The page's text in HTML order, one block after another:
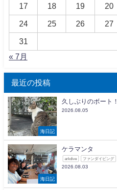
17 18 19 20
24 25 26 27
31
« 7月
最近の投稿
海日記
久しぶりのボート！
2026.08.05
海日記
ケラマンタ
arkdive ファンダイビング
2026.08.03